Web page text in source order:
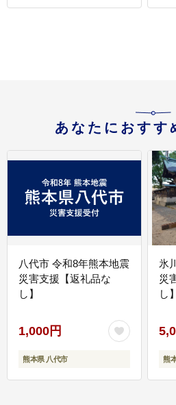
あなたにおすす
八代市 令和8年熊本地震
災害支援【返礼品な
し】
1,000円
熊本県 八代市
氷
災
し】
熊